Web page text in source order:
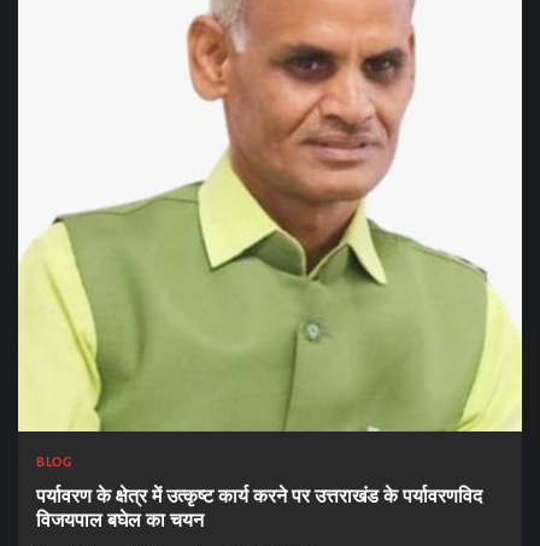
BLOG
पर्यावरण के क्षेत्र में उत्कृष्ट कार्य करने पर उत्तराखंड के पर्यावरणविद
विजयपाल बघेल का चयन